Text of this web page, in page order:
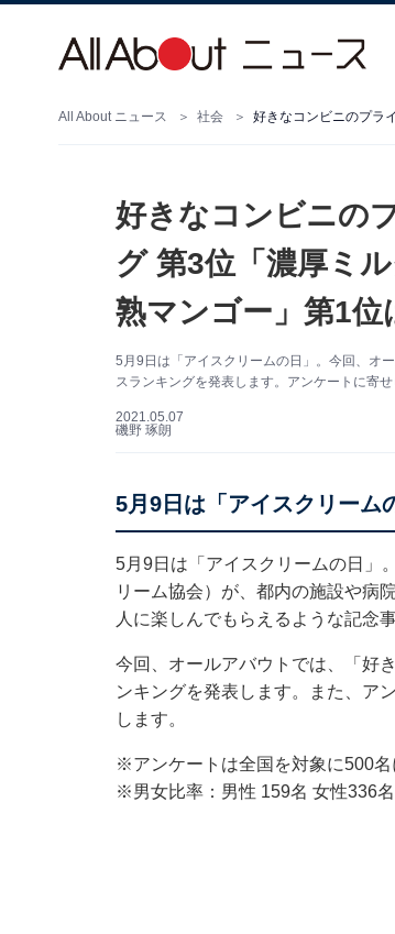
All About ニュース 社会
好きなコンビニの
グ 第3位「濃厚ミ
熟マンゴー」第1
5月9日は「アイスクリームの日」。今回、オ
スランキングを発表します。アンケートに寄
2021.05.07
磯野 琢朗
5月9日は「アイスクリーム
5月9日は「アイスクリームの日」
リーム協会）が、都内の施設や病
人に楽しんでもらえるような記念
今回、オールアバウトでは、「好
ンキングを発表します。また、ア
します。
※アンケートは全国を対象に500名
※男女比率：男性 159名 女性336